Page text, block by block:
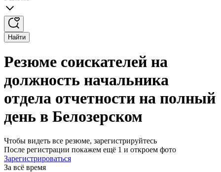
Найти
Резюме соискателей на
должность начальника
отдела отчетности на полный
день в Белозерском
Чтобы видеть все резюме, зарегистрируйтесь
После регистрации покажем ещё 1 и откроем фото
Зарегистрироваться
За всё время